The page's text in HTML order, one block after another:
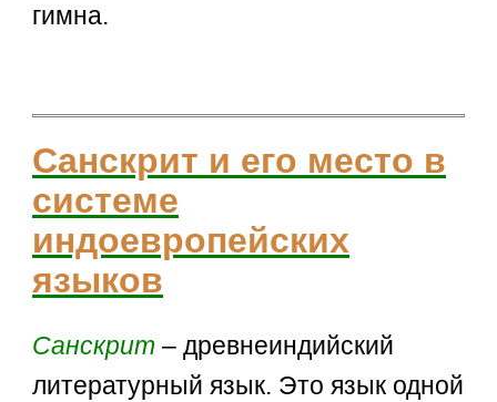
гимна.
Санскрит и его место в
системе
индоевропейских
языков
Санскрит – древнеиндийский
литературный язык. Это язык одной